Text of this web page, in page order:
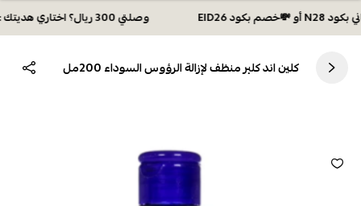
وصلتي 300 ريال؟ اختاري هديتك :🏍 شحن مجاني بكود N28 أو 💸خصم بكود EID26
كلين اند كلير منظف لإزالة الرؤوس السوداء 200مل